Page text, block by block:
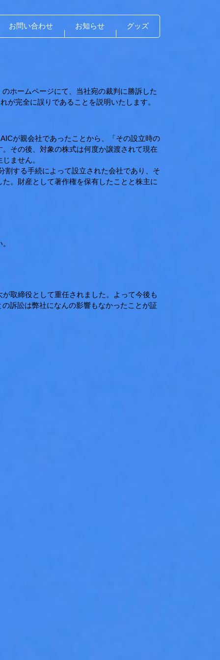
お問い合わせ お知らせ グッズ
ホームページにて、当社宛の裁判に勝訴した
が完全に誤りであることを説明いたします。
が親会社であったことから、「その設立時の
その後、対象の株式は何度か譲渡されて現在
ません。
する手続によって設立された会社であり、そ
。財産として著作権を保有したことと株主に
取締役として重任されました。よって今後も
訴訟は弊社になんの影響もなかったことが証